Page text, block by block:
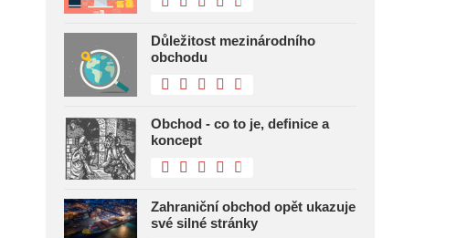
Důležitost mezinárodního
obchodu
Obchod - co to je, definice a
koncept
Zahraniční obchod opět ukazuje
své silné stránky